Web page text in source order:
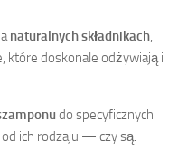
naturalnych składnikach,
które doskonale odżywiają i
do specyficznych
ich rodzaju — czy są: